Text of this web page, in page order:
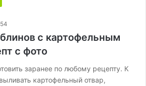
с картофельным
с фото
заранее по любому рецепту. К
картофельный отвар,